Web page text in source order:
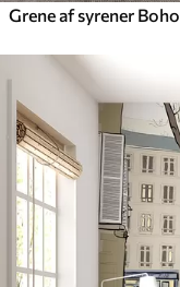
Grene af syrener Boho